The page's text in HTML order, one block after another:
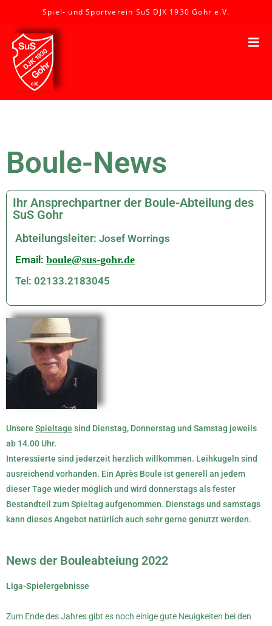
Spiel- und Sportverein SuS DJK 1930 Gohr e.V.
Boule-News
Ihr Ansprechpartner der Boule-Abteilung des
SuS Gohr
Abteilungsleiter: Josef Worrings
Email: boule@sus-gohr.de
Tel: 02133.2183045
Unsere Spieltage sind Dienstag, Donnerstag und Samstag jeweils
ab 14.00 Uhr.
Interessierte sind jederzeit herzlich willkommen. Leihkugeln sind
ausreichend vorhanden. Ein Après Boule ist generell an jedem
dieser Tage wieder möglich und wird donnerstags als fester
Bestandteil zum Spieltag aufgenommen. Dienstags und samstags
kann dieses Angebot natürlich auch sehr gerne genutzt werden.
News der Bouleabteiung 2022
Liga-Spielergebnisse
Zum Ende des Jahres gibt es noch einige gute Neuigkeiten bei den